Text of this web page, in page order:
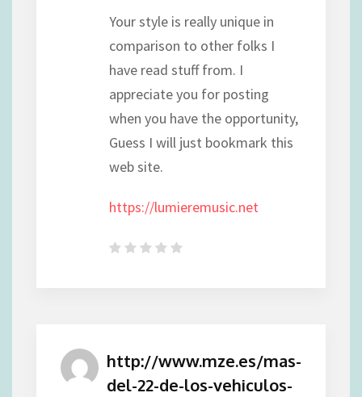
Your style is really unique in
comparison to other folks I
have read stuff from. I
appreciate you for posting
when you have the opportunity,
Guess I will just bookmark this
web site.
https://lumieremusic.net
http://www.mze.es/mas-
del-22-de-los-vehiculos-